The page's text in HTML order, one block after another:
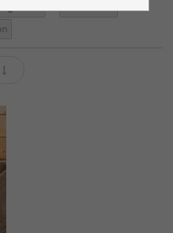
In absteigender Reihenfolge